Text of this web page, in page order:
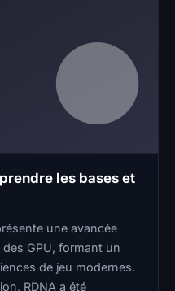
les bases et
une avancée
GPU, formant un
de jeu modernes.
RDNA a été